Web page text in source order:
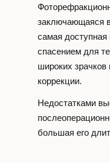
заключающаяся
самая
спасением для
широких
коррекции.
Недостатками
большая его